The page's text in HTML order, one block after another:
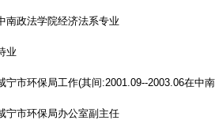
政法学院经济法系专业
业
市环保局工作(其间:2001.09--2003.06在中
市环保局办公室副主任